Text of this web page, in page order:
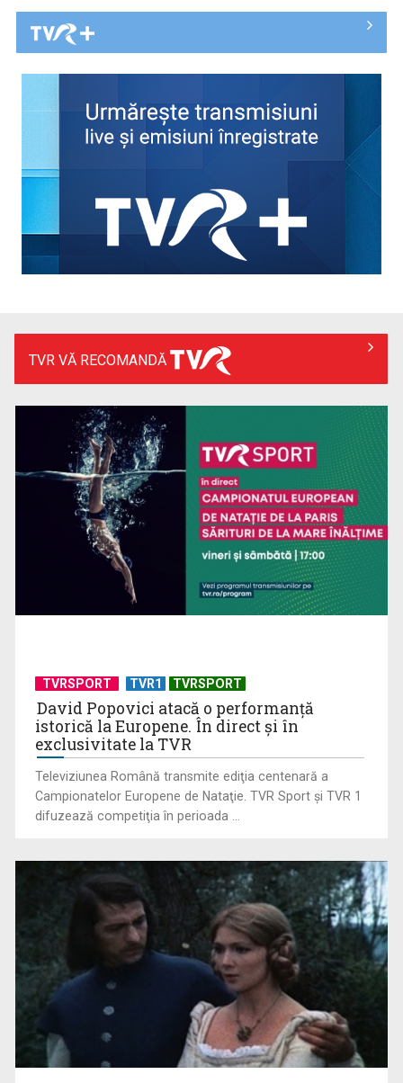
Summitul NATO de la Ankara, sub semnul lui Trump. Relatări
şi corespondenţe ...
Summit la Ankara: NATO va apăra fiecare centimetru din
Rata şomajului a urcat la 6,4%
GABRIEL GIURGIU
Una dintre cele mai echilibrate și credibile ...
LOREDANA NEGRILĂ
Jurnalist al Televiziunii Române din anul ...
LUCIAN PÎRVOIU
Lucian Pîrvoiu este jurnalist al Ştirilor TVR ...
MĂDĂLINA CHIŢU
Deși absolventă de uman, a acceptat provocarea ...
TVR VĂ RECOMANDĂ
TVRSPORT TVR1 TVRSPORT
David Popovici atacă o performanţă
istorică la Europene. În direct şi în
exclusivitate la TVR
Televiziunea Română transmite ediţia centenară a
Campionatelor Europene de Nataţie. TVR Sport şi TVR 1
difuzează competiţia în perioada ...